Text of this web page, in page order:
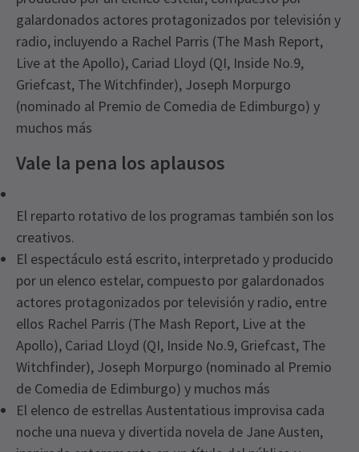
galardonados actores protagonizados por televisión y
radio, incluyendo a Rachel Parris (The Mash Report,
Live at the Apollo), Cariad Lloyd (QI, Inside No.9,
Griefcast, The Witchfinder), Joseph Morpurgo
(nominado al Premio de Comedia de Edimburgo) y
muchos más
Vale la pena los aplausos
El reparto rotativo de los programas también son los
creativos.
El espectáculo está escrito, interpretado y producido
por un elenco estelar, compuesto por galardonados
actores protagonizados por televisión y radio, entre
ellos Rachel Parris (The Mash Report, Live at the
Apollo), Cariad Lloyd (QI, Inside No.9, Griefcast, The
Witchfinder), Joseph Morpurgo (nominado al Premio
de Comedia de Edimburgo) y muchos más
El elenco de estrellas Austentatious improvisa cada
noche una nueva y divertida novela de Jane Austen,